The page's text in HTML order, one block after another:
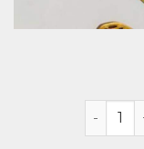
Quantity